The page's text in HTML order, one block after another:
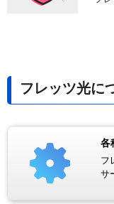
フレッツ光に
各
フ
サ